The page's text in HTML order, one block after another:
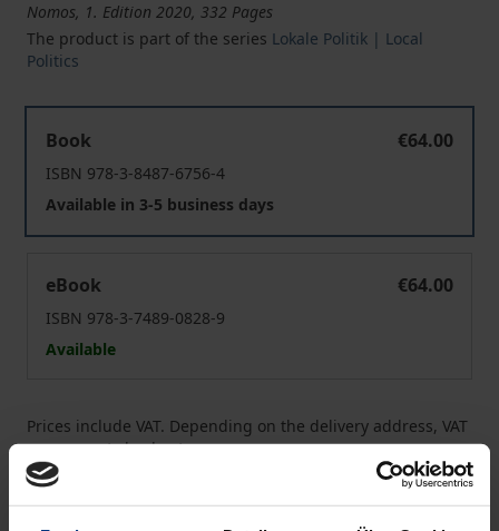
Nomos, 1. Edition 2020, 332 Pages
The product is part of the series Lokale Politik | Local
Politics
Book
€64.00
ISBN 978-3-8487-6756-4
Available in 3-5 business days
eBook
€64.00
ISBN 978-3-7489-0828-9
Available
Prices include VAT. Depending on the delivery address, VAT
may vary at checkout.
Add to Cart